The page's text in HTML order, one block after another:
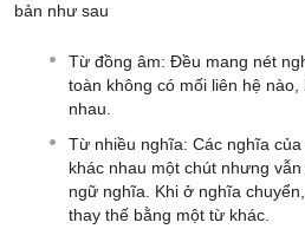
bản như sau
Từ đồng âm: Đều mang nét
toàn không có mối liên hệ
nhau.
Từ nhiều nghĩa: Các nghĩa
khác nhau một chút nhưng
ngữ nghĩa. Khi ở nghĩa
thay thế bằng một từ khác.